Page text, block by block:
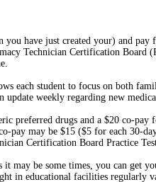
you have just created your) and
Technician Certification
each student to focus on both
update weekly regarding new
preferred drugs and a $20 co-
pay may be $15 ($5 for each 30-
Certification Board Practice
it may be some times, you can
in educational facilities regularly